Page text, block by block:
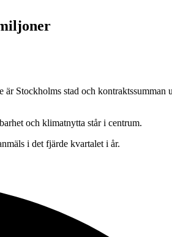
Stockholms stad och
och klimatnytta står i centrum.
i det fjärde kvartalet i år.